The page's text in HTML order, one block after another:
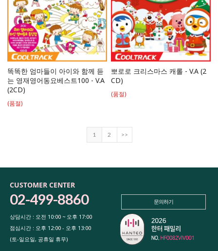
똑똑한 엄마들이 아이와 함께 듣
는 영재영어동요베스트100 - V.A
(2CD)
(품절)
뽀로로 크리스마스 캐롤 - V.A (2
CD)
(품절)
1 2 >>
CUSTOMER CENTER
02-499-8860
상담시간 : 오전 10:00 ~ 오후 17:00
점심시간 : 오후 12:00 - 오후 13:00
(토-일요일, 공휴일 휴무)
문의하기